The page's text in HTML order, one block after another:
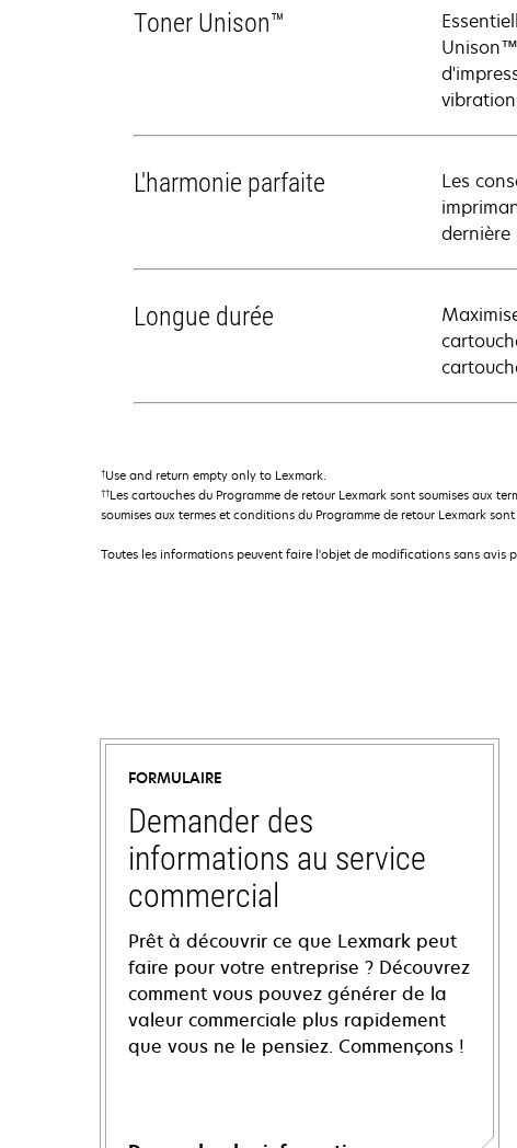
Toner Unison™
L'harmonie parfaite
Les
dernière
Longue durée
†Use and return empty only to Lexmark.
††Les cartouches du Programme de retour Lexmark sont soumises aux
soumises aux termes et conditions du Programme de retour Lexmark
Toutes les informations peuvent faire l'objet de modifications sans avis
FORMULAIRE
Demander des
informations au service
commercial
Prêt à découvrir ce que Lexmark peut
faire pour votre entreprise ? Découvrez
comment vous pouvez générer de la
valeur commerciale plus rapidement
que vous ne le pensiez. Commençons !